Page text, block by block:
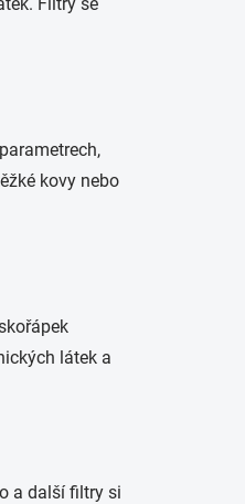
kovy nebo
látek a
a další filtry si